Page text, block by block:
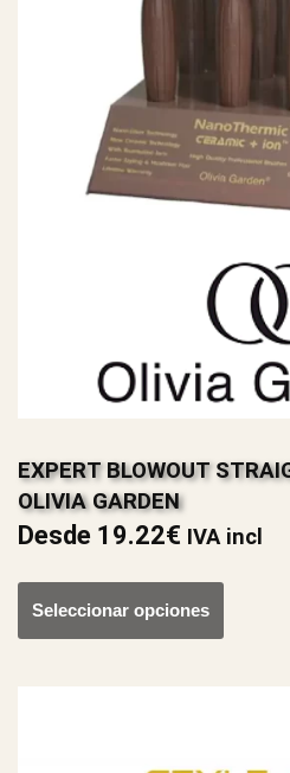
EXPERT BLOWOUT
OLIVIA GARDEN
Desde 19.22€ IVA incl
Seleccionar opciones